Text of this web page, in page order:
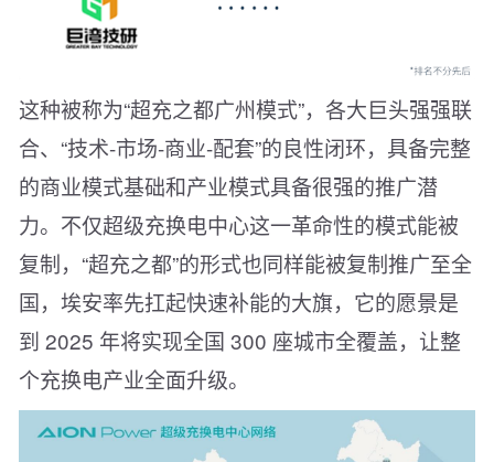
这种被称为“超充之都广州模式”，各大巨头强强联
合、“技术-市场-商业-配套”的良性闭环，具备完整
的商业模式基础和产业模式具备很强的推广潜
力。不仅超级充换电中心这一革命性的模式能被
复制，“超充之都”的形式也同样能被复制推广至全
国，埃安率先扛起快速补能的大旗，它的愿景是
到 2025 年将实现全国 300 座城市全覆盖，让整
个充换电产业全面升级。